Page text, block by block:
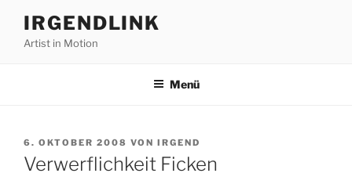
Inhalt
springen
IRGENDLINK
Artist in Motion
Menü
VERÖFFENTLICHT
AM
6. OKTOBER 2008 VON IRGEND
Verwerflichkeit Ficken